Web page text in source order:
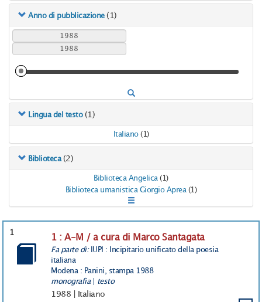
Anno di pubblicazione (1)
Lingua del testo (1)
Italiano (1)
Biblioteca (2)
Biblioteca Angelica (1)
Biblioteca umanistica Giorgio Aprea (1)
1
1 : A-M / a cura di Marco Santagata
Fa parte di: IUPI : Incipitario unificato della poesia
italiana
Modena : Panini, stampa 1988
monografia| testo
1988 Italiano